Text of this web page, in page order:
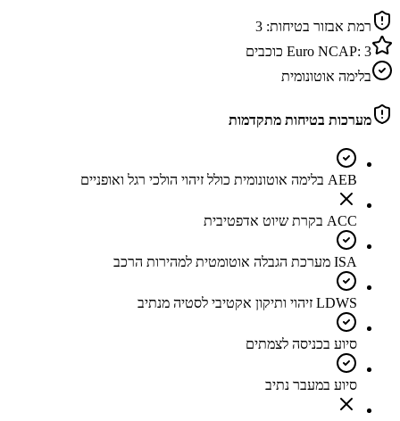
רמת אבזור בטיחות: 3
Euro NCAP: 3
כוכבים
בלימה אוטונומית
מערכות בטיחות מתקדמות
AEB בלימה אוטונומית כולל זיהוי הולכי רגל ואופניים
ACC בקרת שיוט אדפטיבית
ISA מערכת הגבלה אוטומטית למהירות הרכב
LDWS זיהוי ותיקון אקטיבי לסטיה מנתיב
סיוע בכניסה לצמתים
סיוע במעבר נתיב